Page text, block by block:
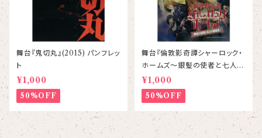
舞台『鬼切丸』(2015) パンフレッ
ト
¥1,000
50%OFF
舞台『倫敦影奇譚シャーロック・
ホームズ〜銀髪の使者と七人の
容疑者』パンフレット
¥1,000
50%OFF